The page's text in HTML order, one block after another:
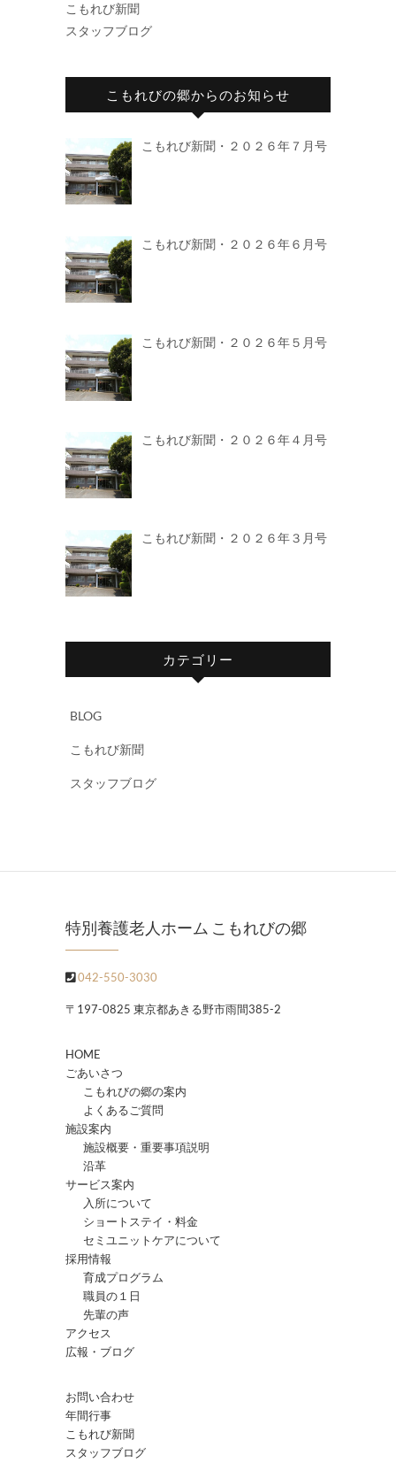
こもれび新聞
スタッフブログ
こもれびの郷からのお知らせ
こもれび新聞・２０２６年７月号
こもれび新聞・２０２６年６月号
こもれび新聞・２０２６年５月号
こもれび新聞・２０２６年４月号
こもれび新聞・２０２６年３月号
カテゴリー
BLOG
こもれび新聞
スタッフブログ
特別養護老人ホーム こもれびの郷
042-550-3030
〒197-0825 東京都あきる野市雨間385-2
HOME
ごあいさつ
こもれびの郷の案内
よくあるご質問
施設案内
施設概要・重要事項説明
沿革
サービス案内
入所について
ショートステイ・料金
セミユニットケアについて
採用情報
育成プログラム
職員の１日
先輩の声
アクセス
広報・ブログ
お問い合わせ
年間行事
こもれび新聞
スタッフブログ